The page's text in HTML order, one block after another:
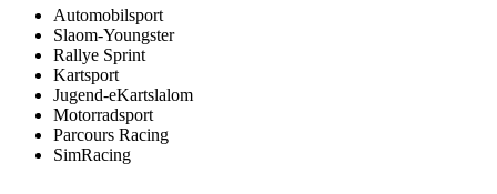
Automobilsport
Slaom-Youngster
Rallye Sprint
Kartsport
Jugend-eKartslalom
Motorradsport
Parcours Racing
SimRacing